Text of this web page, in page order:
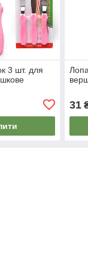
3 шт. для
31